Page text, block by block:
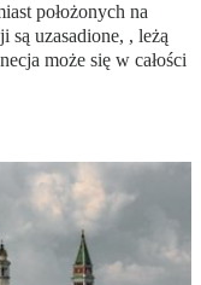
położonych na
uzasadione, , leżą
może się w całości